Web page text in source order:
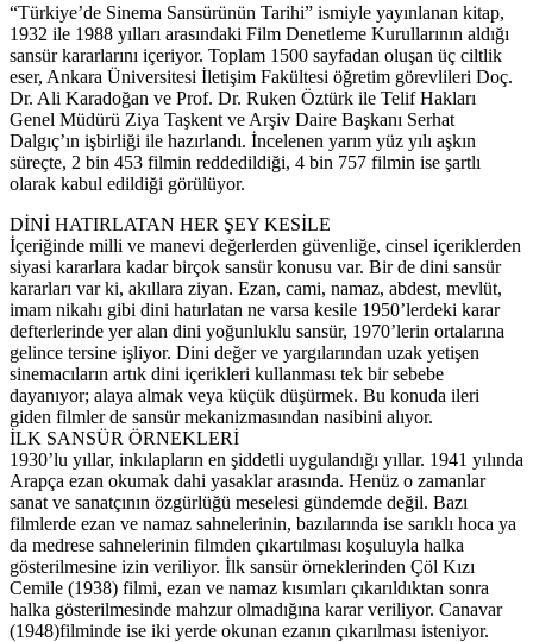
“Türkiye’de Sinema Sansürünün Tarihi” ismiyle yayınlanan kitap,
1932 ile 1988 yılları arasındaki Film Denetleme Kurullarının aldığı
sansür kararlarını içeriyor. Toplam 1500 sayfadan oluşan üç ciltlik
eser, Ankara Üniversitesi İletişim Fakültesi öğretim görevlileri Doç.
Dr. Ali Karadoğan ve Prof. Dr. Ruken Öztürk ile Telif Hakları
Genel Müdürü Ziya Taşkent ve Arşiv Daire Başkanı Serhat
Dalgıç’ın işbirliği ile hazırlandı. İncelenen yarım yüz yılı aşkın
süreçte, 2 bin 453 filmin reddedildiği, 4 bin 757 filmin ise şartlı
olarak kabul edildiği görülüyor.
DİNİ HATIRLATAN HER ŞEY KESİLE
İçeriğinde milli ve manevi değerlerden güvenliğe, cinsel içeriklerden
siyasi kararlara kadar birçok sansür konusu var. Bir de dini sansür
kararları var ki, akıllara ziyan. Ezan, cami, namaz, abdest, mevlüt,
imam nikahı gibi dini hatırlatan ne varsa kesile 1950’lerdeki karar
defterlerinde yer alan dini yoğunluklu sansür, 1970’lerin ortalarına
gelince tersine işliyor. Dini değer ve yargılarından uzak yetişen
sinemacıların artık dini içerikleri kullanması tek bir sebebe
dayanıyor; alaya almak veya küçük düşürmek. Bu konuda ileri
giden filmler de sansür mekanizmasından nasibini alıyor.
İLK SANSÜR ÖRNEKLERİ
1930’lu yıllar, inkılapların en şiddetli uygulandığı yıllar. 1941 yılında
Arapça ezan okumak dahi yasaklar arasında. Henüz o zamanlar
sanat ve sanatçının özgürlüğü meselesi gündemde değil. Bazı
filmlerde ezan ve namaz sahnelerinin, bazılarında ise sarıklı hoca ya
da medrese sahnelerinin filmden çıkartılması koşuluyla halka
gösterilmesine izin veriliyor. İlk sansür örneklerinden Çöl Kızı
Cemile (1938) filmi, ezan ve namaz kısımları çıkarıldıktan sonra
halka gösterilmesinde mahzur olmadığına karar veriliyor. Canavar
(1948)filminde ise iki yerde okunan ezanın çıkarılması isteniyor.